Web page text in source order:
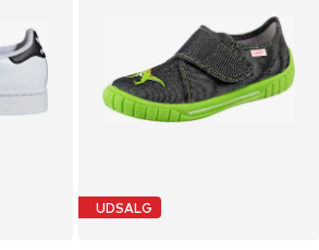
UDSALG